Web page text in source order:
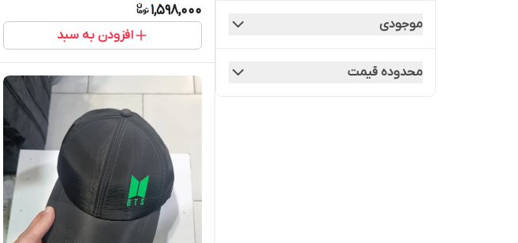
موجودی
محدوده قیمت
1,598,000
افزودن به سبد